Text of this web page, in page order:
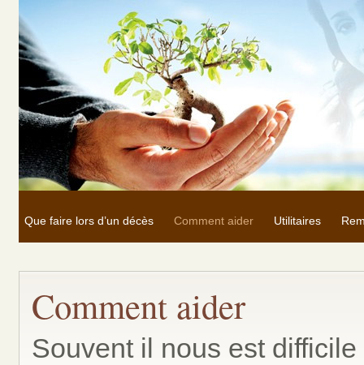
Que faire lors d’un décès Comment aider Utilitaires
Comment aider
Souvent il nous est